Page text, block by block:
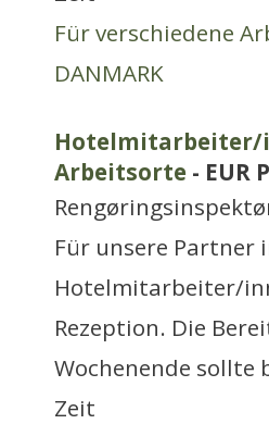
Für verschiedene
DANMARK
Hotelmitarbeiter/
Arbeitsorte - EUR
Für unsere Partner
Hotelmitarbeiter/
Rezeption. Die
Wochenende sollte
Zeit